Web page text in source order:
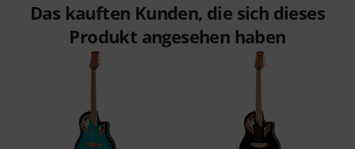
Das kauften Kunden, die sich dieses
Produkt angesehen haben